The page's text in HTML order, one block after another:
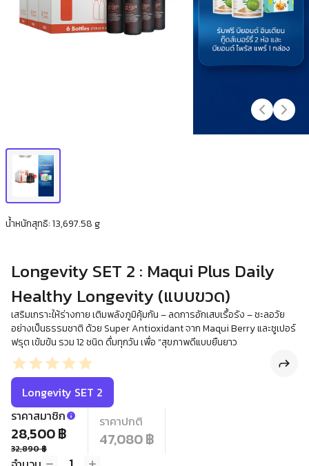
น้ำหนักสุทธิ: 13,697.58 g
Longevity SET 2 : Maqui Plus Daily
Healthy Longevity (แบบขวด)
เสริมเกราะให้ร่างกาย เติมพลังภูมิคุ้มกัน – ลดการอักเสบเรื้อรัง – ชะลอวัย
อย่างเป็นธรรมชาติ ด้วย Super Antioxidant จาก Maqui Berry และซูเปอร์
ฟรุต เข้มข้น รวม 12 ชนิด ดื่มทุกวัน เพื่อ “สุขภาพดีแบบยืนยาว
Longevity SET 2
ราคาสมาชิก
28,500 ฿
32,890 ฿
ราคาปกติ
47,080 ฿